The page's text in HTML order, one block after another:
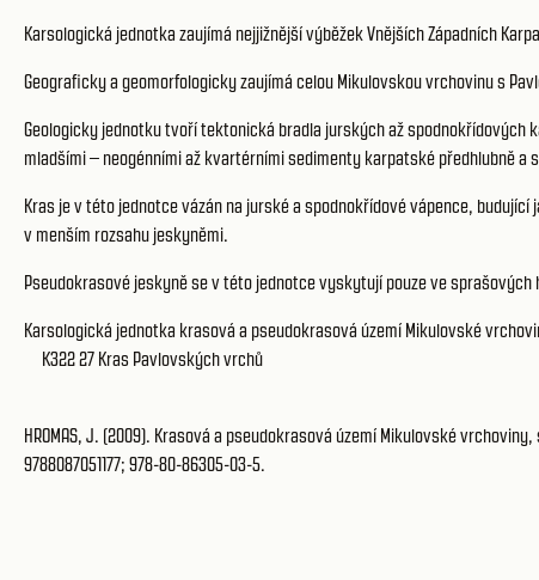
Karsologická jednotka zaujímá nejjižnější výběžek Vnějších Západních
Geograficky a geomorfologicky zaujímá celou Mikulovskou vrchovinu s
Geologicky jednotku tvoří tektonická bradla jurských až
mladšími – neogénními až kvartérními sedimenty karpatské předhlubně a
Kras je v této jednotce vázán na jurské a spodnokřídové vápence,
v menším rozsahu jeskyněmi.
Pseudokrasové jeskyně se v této jednotce vyskytují pouze ve
Karsologická jednotka krasová a pseudokrasová území Mikulovské
K322 27 Kras Pavlovských vrchů
HROMAS, J. (2009). Krasová a pseudokrasová území Mikulovské vrchoviny,
9788087051177; 978-80-86305-03-5.